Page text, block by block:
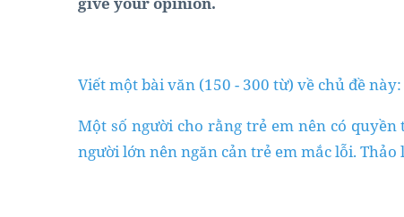
Viết một bài văn (150 - 300 từ) về chủ đề này:
Một số người cho rằng trẻ em nên có
người lớn nên ngăn cản trẻ em mắc lỗi.